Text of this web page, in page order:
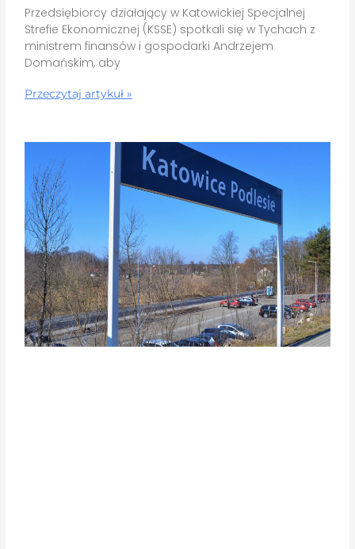
Przedsiębiorcy działający w Katowickiej Specjalnej
Strefie Ekonomicznej (KSSE) spotkali się w Tychach z
ministrem finansów i gospodarki Andrzejem
Domańskim, aby
Przeczytaj artykuł »